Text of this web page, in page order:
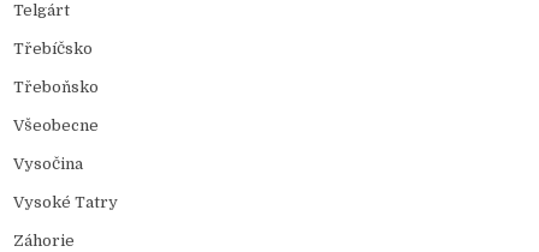
Telgárt
Třebíčsko
Třeboňsko
Všeobecne
Vysočina
Vysoké Tatry
Záhorie